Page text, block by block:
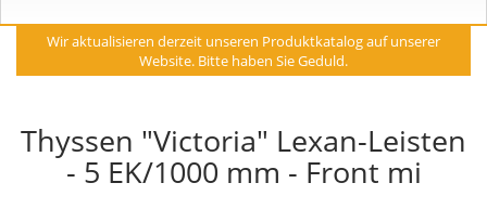
Wir aktualisieren derzeit unseren Produktkatalog auf unserer
Website. Bitte haben Sie Geduld.
Thyssen "Victoria" Lexan-Leisten
- 5 EK/1000 mm - Front mi